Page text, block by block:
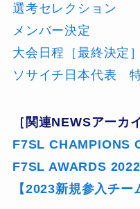
選考セレクション
メンバー決定
大会日程［最終決定］
ソサイチ日本代表
［関連NEWSアーカ
F7SL CHAMPIONS
F7SL AWARDS 2022
【2023新規参入チ